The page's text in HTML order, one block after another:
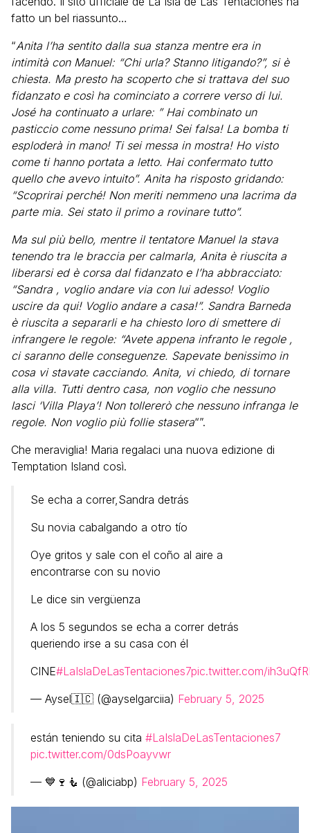
fatto un bel riassunto…
“Anita l’ha sentito dalla sua stanza mentre era in
intimità con Manuel: “Chi urla? Stanno litigando?”, si è
chiesta. Ma presto ha scoperto che si trattava del suo
fidanzato e così ha cominciato a correre verso di lui.
José ha continuato a urlare: ” Hai combinato un
pasticcio come nessuno prima! Sei falsa! La bomba ti
esploderà in mano! Ti sei messa in mostra! Ho visto
come ti hanno portata a letto. Hai confermato tutto
quello che avevo intuito”. Anita ha risposto gridando:
“Scoprirai perché! Non meriti nemmeno una lacrima da
parte mia. Sei stato il primo a rovinare tutto”.
Ma sul più bello, mentre il tentatore Manuel la stava
tenendo tra le braccia per calmarla, Anita è riuscita a
liberarsi ed è corsa dal fidanzato e l’ha abbracciato:
“Sandra , voglio andare via con lui adesso! Voglio
uscire da qui! Voglio andare a casa!”. Sandra Barneda
è riuscita a separarli e ha chiesto loro di smettere di
infrangere le regole: “Avete appena infranto le regole ,
ci saranno delle conseguenze. Sapevate benissimo in
cosa vi stavate cacciando. Anita, vi chiedo, di tornare
alla villa. Tutti dentro casa, non voglio che nessuno
lasci ‘Villa Playa’! Non tollererò che nessuno infranga le
regole. Non voglio più follie stasera“”.
Che meraviglia! Maria regalaci una nuova edizione di
Temptation Island così.
Se echa a correr,Sandra detrás
Su novia cabalgando a otro tío
Oye gritos y sale con el coño al aire a
encontrarse con su novio
Le dice sin vergüenza
A los 5 segundos se echa a correr detrás
queriendo irse a su casa con él
CINE#LaIslaDeLasTentaciones7pic.twitter.com/
— Aysel🇮🇨 (@ayselgarciia) February 5, 2025
están teniendo su cita #LaIslaDeLasTentaciones7
pic.twitter.com/0dsPoayvwr
— 💙🍷🧜 (@aliciabp) February 5, 2025